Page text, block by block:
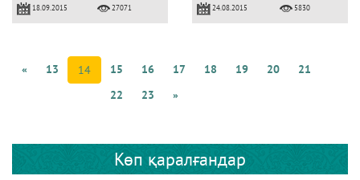
18.09.2015 27071 24.08.2015 5830
« 13 14 15 16 17 18 19 20
21
22
23 »
Көп қаралғандар